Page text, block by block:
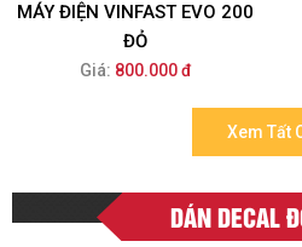
MÁY ĐIỆN VINFAST EVO 200
ĐỎ
Giá: 800.000 đ
Xem Tất
DÁN DECAL